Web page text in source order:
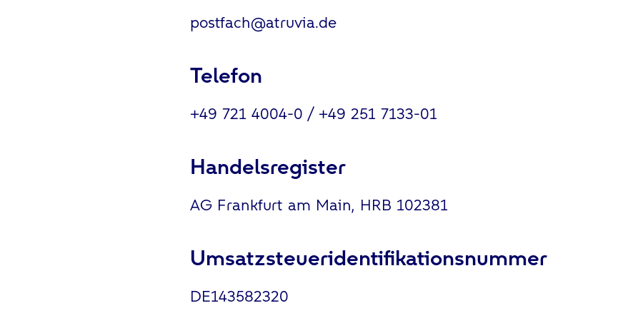
postfach@atruvia.de
Telefon
+49 721 4004-0 / +49 251 7133-01
Handelsregister
AG Frankfurt am Main, HRB 102381
Umsatzsteueridentifikationsnummer
DE143582320